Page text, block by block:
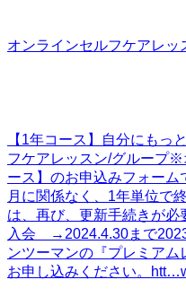
オンラインセルフケアレ
【1年コース】自分にもっ
フケアレッスン/グループ※
ース】のお申込みフォー
月に関係なく、1年単位で
は、再び、更新手続きが
入会 →2024.4.30まで
ンツーマンの『プレミアム
お申し込みください。htt…